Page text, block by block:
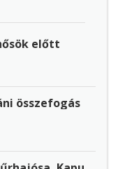
előtt
összefogás